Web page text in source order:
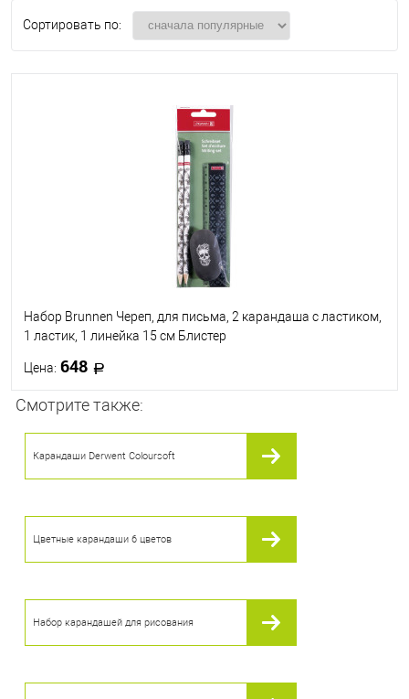
Сортировать по:
Набор Brunnen Череп, для письма, 2 карандаша с ластиком,
1 ластик, 1 линейка 15 см Блистер
Цена: 648
В наличии
Смотрите также:
Карандаши Derwent Coloursoft
Цветные карандаши 6 цветов
Набор карандашей для рисования